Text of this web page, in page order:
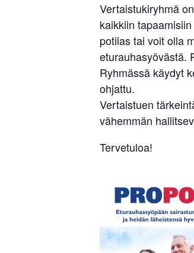
Vertaistukiryhmä
kaikkiin
potilas tai voit olla
eturauhasyövästä.
Ryhmässä käydyt
ohjattu.
Vertaistuen
vähemmän
Tervetuloa!